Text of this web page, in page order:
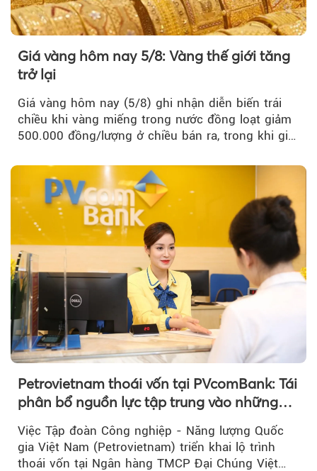
Giá vàng hôm nay 5/8: Vàng thế giới tăng
trở lại
Giá vàng hôm nay (5/8) ghi nhận diễn biến trái
chiều khi vàng miếng trong nước đồng loạt giảm
500.000 đồng/lượng ở chiều bán ra, trong khi giá
thương hiệu.
Petrovietnam thoái vốn tại PVcomBank: Tái
phân bổ nguồn lực tập trung vào những
Việc Tập đoàn Công nghiệp - Năng lượng Quốc
gia Việt Nam (Petrovietnam) triển khai lộ trình
thoái vốn tại Ngân hàng TMCP Đại Chúng Việt